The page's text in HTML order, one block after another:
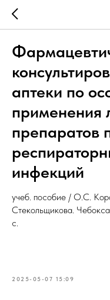
аптеки по
применения
препаратов
инфекций
учеб. пособие / О.С.
Стекольщикова.
с.
2025-05-07 15:09